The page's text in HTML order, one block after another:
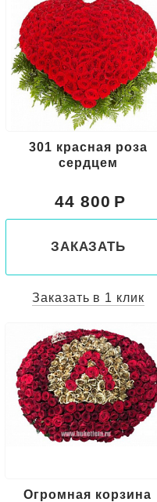
301 красная роза
сердцем
44 800
ЗАКАЗАТЬ
Заказать в 1 клик
Огромная корзина